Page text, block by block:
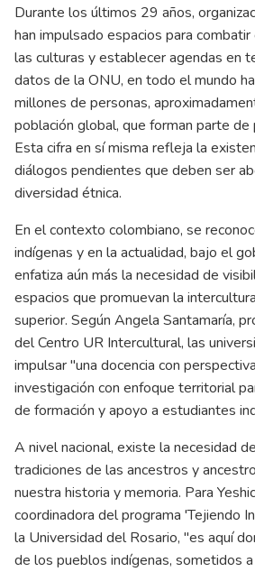
Durante los últimos 29 años,
han impulsado espacios para
las culturas y establecer agendas en
datos de la ONU, en todo el mundo
millones de personas,
población global, que forman parte de
Esta cifra en sí misma refleja la
diálogos pendientes que deben ser
diversidad étnica.
En el contexto colombiano, se
indígenas y en la actualidad, bajo el
enfatiza aún más la necesidad de
espacios que promuevan la
superior. Según Angela Santamaría,
del Centro UR Intercultural, las
impulsar "una docencia con
investigación con enfoque territorial
de formación y apoyo a estudiantes
A nivel nacional, existe la necesidad
tradiciones de las ancestros y
nuestra historia y memoria. Para
coordinadora del programa 'Tejiendo
la Universidad del Rosario, "es aquí
de los pueblos indígenas, sometidos